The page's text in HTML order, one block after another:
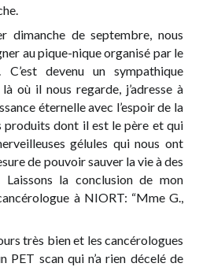
dimanche de septembre, nous
au pique-nique organisé par le
devenu un sympathique
où il nous regarde, j’adresse à
éternelle avec l’espoir de la
produits dont il est le père et qui
gélules qui nous ont
de pouvoir sauver la vie à des
Laissons la conclusion de mon
à NIORT: “Mme G.,
très bien et les cancérologues
PET scan qui n’a rien décelé de